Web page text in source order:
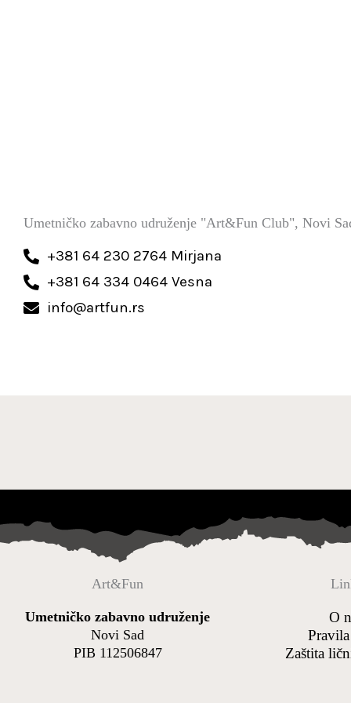
Umetničko zabavno udruženje "Art&Fun Club", Novi
+381 64 230 2764 Mirjana
+381 64 334 0464 Vesna
info@artfun.rs
Art&Fun
Umetničko zabavno udruženje
Novi Sad
PIB 112506847
O
Zaštita